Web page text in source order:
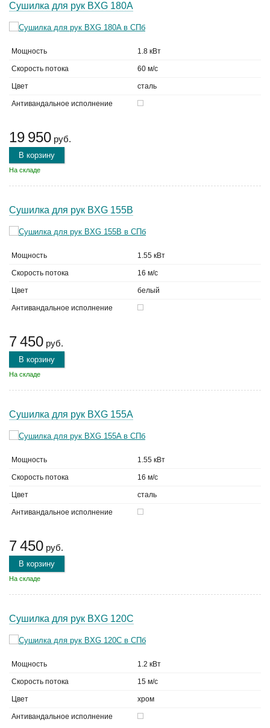
Сушилка для рук BXG 180A
Мощность 1.8 кВт
Скорость потока 60 м/с
Цвет сталь
Антивандальное исполнение
19 950 руб.
В корзину
На складе
Сушилка для рук BXG 155B
Мощность 1.55 кВт
Скорость потока 16 м/с
Цвет белый
Антивандальное исполнение
7 450 руб.
В корзину
На складе
Сушилка для рук BXG 155A
Мощность 1.55 кВт
Скорость потока 16 м/с
Цвет сталь
Антивандальное исполнение
7 450 руб.
В корзину
На складе
Сушилка для рук BXG 120C
Мощность 1.2 кВт
Скорость потока 15 м/с
Цвет хром
Антивандальное исполнение